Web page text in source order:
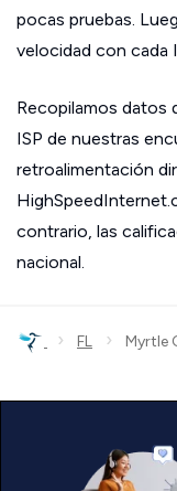
pocas pruebas.
velocidad con cada
Recopilamos datos
ISP de nuestras
retroalimentación
contrario, las
nacional.
› FL › Myrtle